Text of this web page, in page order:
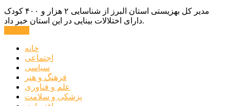
مدیر کل بهزیستی استان البرز از شناسایی ۲ هزار و ۴۰۰ کودک
دارای اختلالات بینایی در این استان خبر داد.
خانه
اجتماعی
سیاسی
فرهنگ و هنر
علم و فناوری
پزشکی و سلامت